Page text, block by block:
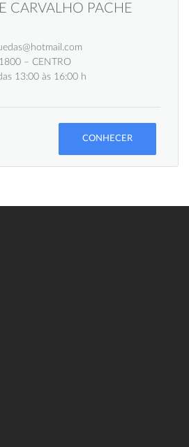
CARVALHO PACHE
– CENTRO
13:00 às 16:00 h
CONHECER